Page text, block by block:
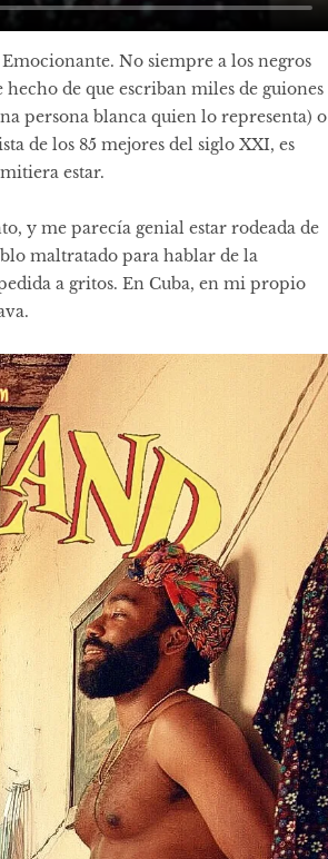
No siempre a los negros
de que escriban miles de guiones
persona blanca quien lo representa) o
de los 85 mejores del siglo XXI, es
estar.
y me parecía genial estar rodeada de
maltratado para hablar de la
a gritos. En Cuba, en mi propio